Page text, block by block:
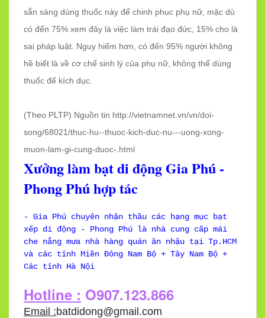
sẵn sàng dùng thuốc này để chinh phục phụ nữ, mặc dù
có đến 75% xem đây là việc làm trái đạo đức, 15% cho là
sai pháp luật. Nguy hiểm hơn, có đến 95% người không
hề biết là về cơ chế sinh lý của phụ nữ, không thể dùng
thuốc để kích dục.
(Theo PLTP) Nguồn tin http://vietnamnet.vn/vn/doi-
song/68021/thuc-hu--thuoc-kich-duc-nu---uong-xong-
muon-lam-gi-cung-duoc-.html
Xưởng làm bạt di động Gia Phú -
Phong Phú hợp tác
- Gia Phú chuyên nhận thầu các hạng mục bạt
xếp di động - Phong Phú là nhà cung cấp mái
che nắng mưa nhà hàng quán ăn nhậu tại Tp.HCM
và các tỉnh Miền Đông Nam Bộ + Tây Nam Bộ +
Các tỉnh Hà Nội
Hotline : O907.123.866
Email :batdidong@gmail.com